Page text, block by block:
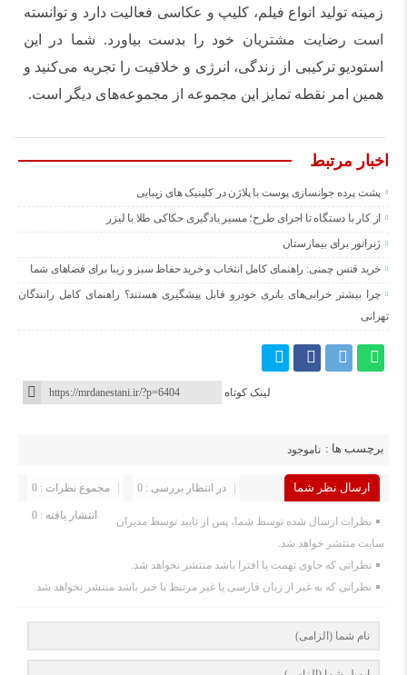
زمینه تولید انواع فیلم، کلیپ و عکاسی فعالیت دارد و توانسته
است رضایت مشتریان خود را بدست بیاورد. شما در این
استودیو ترکیبی از زندگی، انرژی و خلاقیت را تجربه می‌کنید و
همین امر نقطه تمایز این مجموعه از مجموعه‌های دیگر است.
اخبار مرتبط
پشت پرده جوانسازی پوست با پلاژن در کلینیک های زیبایی
از کار با دستگاه تا اجرای طرح؛ مسیر یادگیری حکاکی طلا با لیزر
ژنراتور برای بیمارستان
خرید فنس چمنی: راهنمای کامل انتخاب و خرید حفاظ سبز و زیبا برای فضاهای شما
چرا بیشتر خرابی‌های باتری خودرو قابل پیشگیری هستند؟ راهنمای کامل رانندگان
تهرانی
لینک کوتاه
برچسب ها : ناموجود
ارسال نظر شما مجموع نظرات : 0 در انتظار بررسی : 0
انتشار یافته : 0
نظرات ارسال شده توسط شما، پس از تایید توسط مدیران
سایت منتشر خواهد شد.
نظراتی که حاوی تهمت یا افترا باشد منتشر نخواهد شد.
نظراتی که به غیر از زبان فارسی یا غیر مرتبط با خبر باشد منتشر نخواهد شد.